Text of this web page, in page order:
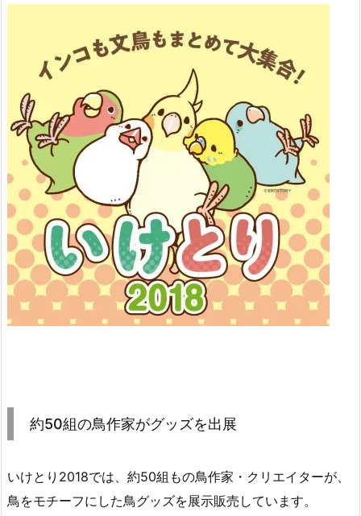
約50組の鳥作家がグッズを出展
いけとり2018では、約50組もの鳥作家・クリエイターが、
鳥をモチーフにした鳥グッズを展示販売しています。